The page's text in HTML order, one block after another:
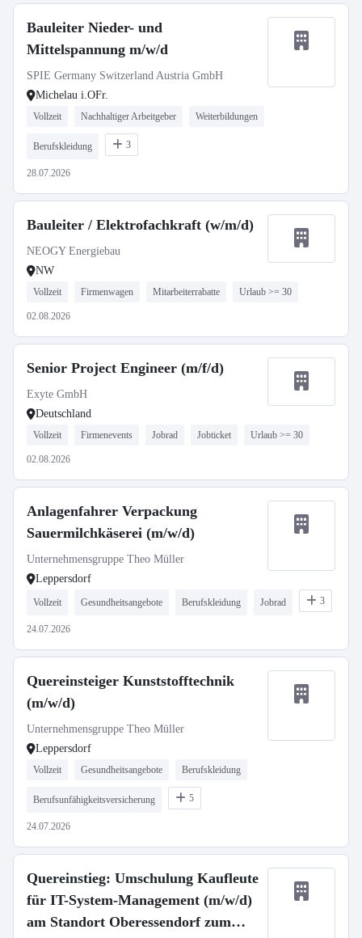
Bauleiter Nieder- und
Mittelspannung m/w/d
SPIE Germany Switzerland Austria GmbH
Michelau i.OFr.
Vollzeit Nachhaltiger Arbeitgeber Weiterbildungen
Berufskleidung 3
28.07.2026
Bauleiter / Elektrofachkraft (w/m/d)
NEOGY Energiebau
NW
Vollzeit Firmenwagen Mitarbeiterrabatte Urlaub >= 30
02.08.2026
Senior Project Engineer (m/f/d)
Exyte GmbH
Deutschland
Vollzeit Firmenevents Jobrad Jobticket Urlaub >= 30
02.08.2026
Anlagenfahrer Verpackung
Sauermilchkäserei (m/w/d)
Unternehmensgruppe Theo Müller
Leppersdorf
Vollzeit Gesundheitsangebote Berufskleidung Jobrad 3
24.07.2026
Quereinsteiger Kunststofftechnik
(m/w/d)
Unternehmensgruppe Theo Müller
Leppersdorf
Vollzeit Gesundheitsangebote Berufskleidung
Berufsunfähigkeitsversicherung 5
24.07.2026
Quereinstieg: Umschulung Kaufleute
für IT-System-Management (m/w/d)
am Standort Oberessendorf zum